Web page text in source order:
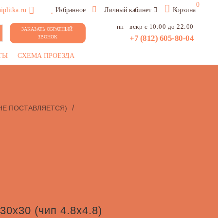
Избранное Личный кабинет Корзина
0
ЗАКАЗАТЬ ОБРАТНЫЙ
ЗВОНОК
пн - вскр с 10:00 до 22:00
+7 (812) 605-80-04
СХЕМА ПРОЕЗДА
ПОСТАВЛЯЕТСЯ) /
(чип 4.8х4.8)